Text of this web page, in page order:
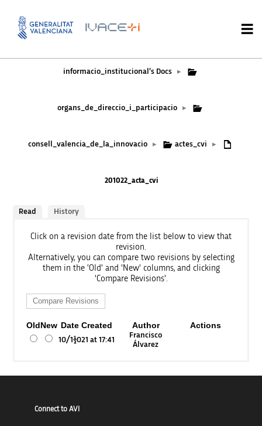
informacio_institucional’s Docs ▸
organs_de_direccio_i_participacio ▸
consell_valencia_de_la_innovacio ▸ actes_cvi ▸
201022_acta_cvi
Read History
Click on a revision date from the list below to view that
revision.
Alternatively, you can compare two revisions by selecting
them in the 'Old' and 'New' columns, and clicking
'Compare Revisions'.
OldNew Date Created Author Actions
10/11/2021 at 17:41
Francisco
Álvarez
Connect to AVI